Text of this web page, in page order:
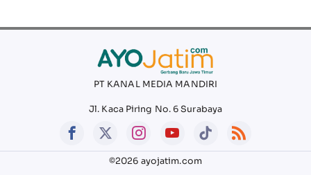
PT KANAL MEDIA MANDIRI
Jl. Kaca Piring No. 6 Surabaya
©2026 ayojatim.com